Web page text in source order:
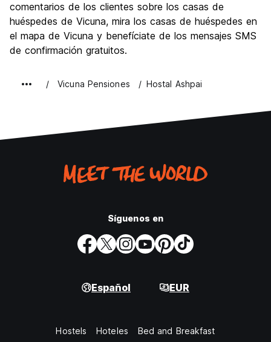
comentarios de los clientes sobre los casas de
huéspedes de Vicuna, mira los casas de huéspedes en
el mapa de Vicuna y benefíciate de los mensajes SMS
de confirmación gratuitos.
Vicuna Pensiones Hostal Ashpai
Síguenos en
Español EUR
Hostels Hoteles Bed and Breakfast